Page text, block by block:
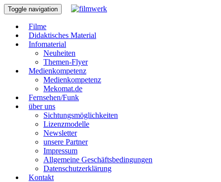
Toggle navigation
Filme
Didaktisches Material
Infomaterial
Neuheiten
Themen-Flyer
Medienkompetenz
Medienkompetenz
Mekomat.de
Fernsehen/Funk
über uns
Sichtungsmöglichkeiten
Lizenzmodelle
Newsletter
unsere Partner
Impressum
Allgemeine Geschäftsbedingungen
Datenschutzerklärung
Kontakt